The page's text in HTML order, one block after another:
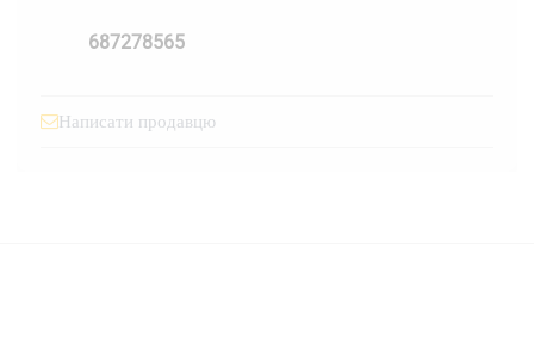
687278565
Написати продавцю